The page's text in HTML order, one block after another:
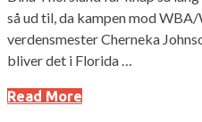
så ud til, da kampen mod
verdensmester Cherneka
bliver det i Florida …
Read More